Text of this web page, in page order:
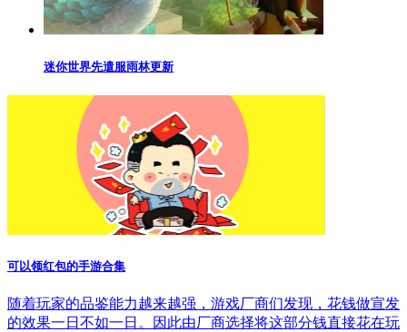
迷你世界先遣服雨林更新
可以领红包的手游合集
随着玩家的品鉴能力越来越强，游戏厂商们发现，花钱做宣发
的效果一日不如一日。因此由厂商选择将这部分钱直接花在玩